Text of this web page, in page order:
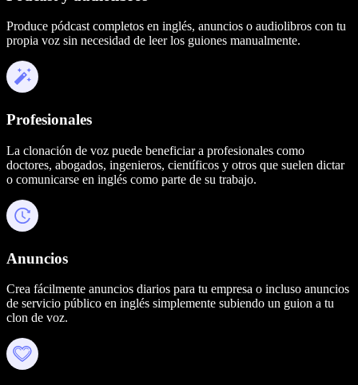
Produce pódcast completos en inglés, anuncios o audiolibros con tu
propia voz sin necesidad de leer los guiones manualmente.
Profesionales
La clonación de voz puede beneficiar a profesionales como
doctores, abogados, ingenieros, científicos y otros que suelen dictar
o comunicarse en inglés como parte de su trabajo.
Anuncios
Crea fácilmente anuncios diarios para tu empresa o incluso anuncios
de servicio público en inglés simplemente subiendo un guion a tu
clon de voz.